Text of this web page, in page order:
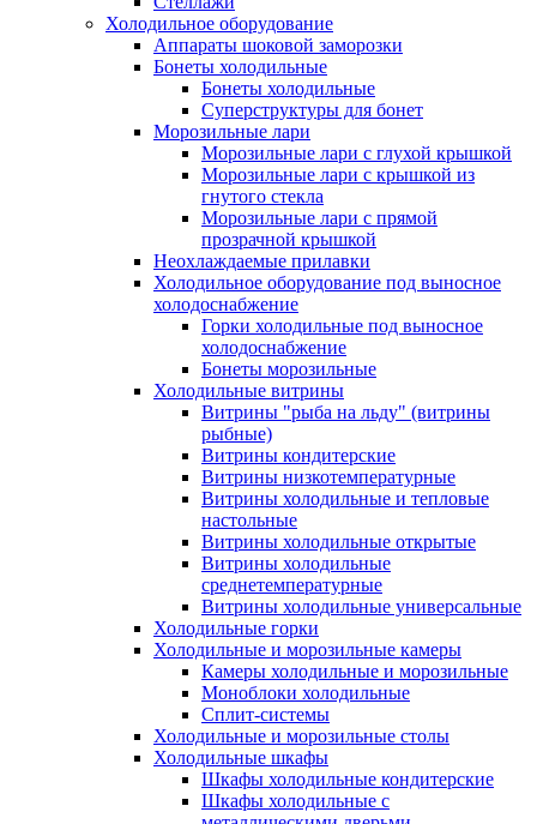
Холодильное оборудование
Аппараты шоковой заморозки
Бонеты холодильные
Бонеты холодильные
Суперструктуры для бонет
Морозильные лари
Морозильные лари с глухой крышкой
Морозильные лари с крышкой из
гнутого стекла
Морозильные лари с прямой
прозрачной крышкой
Неохлаждаемые прилавки
Холодильное оборудование под выносное
холодоснабжение
Горки холодильные под выносное
холодоснабжение
Бонеты морозильные
Холодильные витрины
Витрины "рыба на льду" (витрины
рыбные)
Витрины кондитерские
Витрины низкотемпературные
Витрины холодильные и тепловые
настольные
Витрины холодильные открытые
Витрины холодильные
среднетемпературные
Витрины холодильные универсальные
Холодильные горки
Холодильные и морозильные камеры
Камеры холодильные и морозильные
Моноблоки холодильные
Сплит-системы
Холодильные и морозильные столы
Холодильные шкафы
Шкафы холодильные кондитерские
Шкафы холодильные с